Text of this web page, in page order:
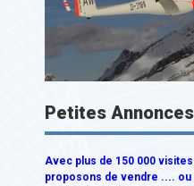
Petites
Avec plus de 150 000 visites
proposons de vendre .... ou